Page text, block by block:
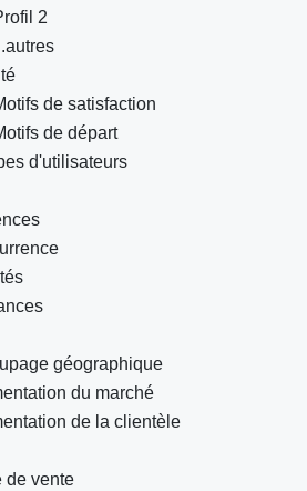
2
de satisfaction
de départ
d'utilisateurs
géographique
du marché
de la clientèle
de vente